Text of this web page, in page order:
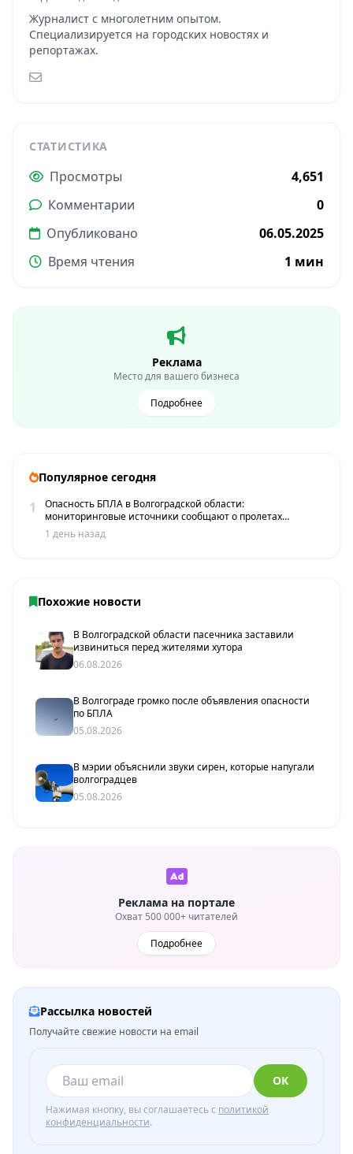
Журналист с многолетним опытом.
Специализируется на городских новостях и
репортажах.
СТАТИСТИКА
Просмотры
4,651
Комментарии
0
Опубликовано
06.05.2025
Время чтения
1 мин
Реклама
Место для вашего бизнеса
Подробнее
Популярное сегодня
1
Опасность БПЛА в Волгоградской области:
мониторинговые источники сообщают о пролетах
беспилотников
1 день назад
Похожие новости
В Волгоградской области пасечника заставили
извиниться перед жителями хутора
06.08.2026
В Волгограде громко после объявления опасности
по БПЛА
05.08.2026
В мэрии объяснили звуки сирен, которые напугали
волгоградцев
05.08.2026
Реклама на портале
Охват 500 000+ читателей
Подробнее
Рассылка новостей
Получайте свежие новости на email
ОК
Нажимая кнопку, вы соглашаетесь с политикой
конфиденциальности.